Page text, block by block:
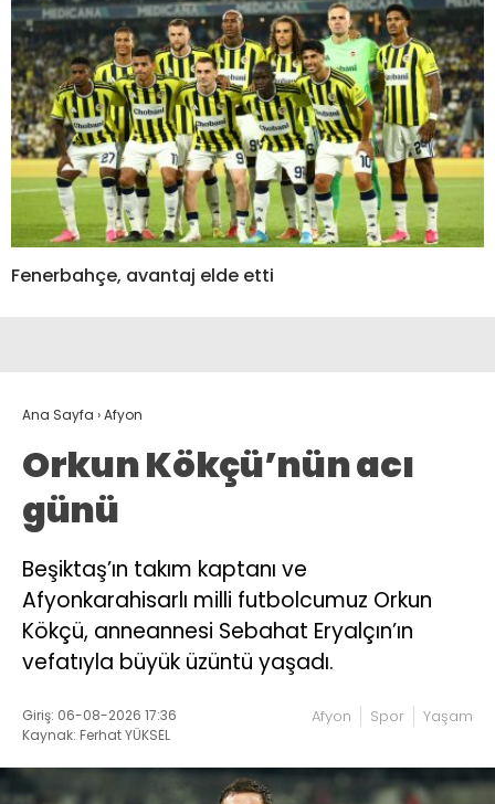
Fenerbahçe, avantaj elde etti
Ana Sayfa ›Afyon
Orkun Kökçü’nün acı
günü
Beşiktaş’ın takım kaptanı ve
Afyonkarahisarlı milli futbolcumuz Orkun
Kökçü, anneannesi Sebahat Eryalçın’ın
vefatıyla büyük üzüntü yaşadı.
Giriş: 06-08-2026 17:36
Kaynak: Ferhat YÜKSEL
Afyon Spor Yaşam